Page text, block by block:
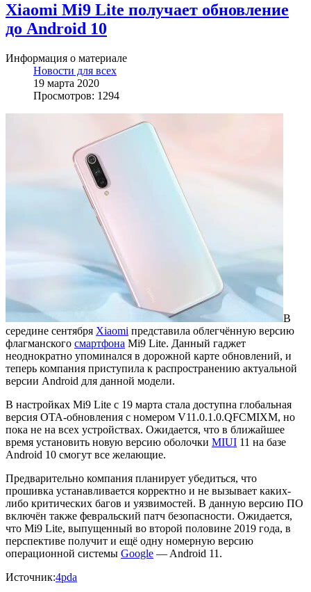
Xiaomi Mi9 Lite получает обновление
до Android 10
Информация о материале
Новости для всех
19 марта 2020
Просмотров: 1294
В
середине сентября Xiaomi представила облегчённую версию
флагманского смартфона Mi9 Lite. Данный гаджет
неоднократно упоминался в дорожной карте обновлений, и
теперь компания приступила к распространению актуальной
версии Android для данной модели.
В настройках Mi9 Lite с 19 марта стала доступна глобальная
версия OTA-обновления с номером V11.0.1.0.QFCMIXM, но
пока не на всех устройствах. Ожидается, что в ближайшее
время установить новую версию оболочки MIUI 11 на базе
Android 10 смогут все желающие.
Предварительно компания планирует убедиться, что
прошивка устанавливается корректно и не вызывает каких-
либо критических багов и уязвимостей. В данную версию ПО
включён также февральский патч безопасности. Ожидается,
что Mi9 Lite, выпущенный во второй половине 2019 года, в
перспективе получит и ещё одну номерную версию
операционной системы Google — Android 11.
Источник:4pda